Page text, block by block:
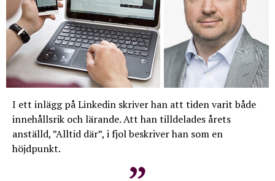
I ett inlägg på Linkedin skriver han att tiden varit både
innehållsrik och lärande. Att han tilldelades årets
anställd, ”Alltid där”, i fjol beskriver han som en
höjdpunkt.